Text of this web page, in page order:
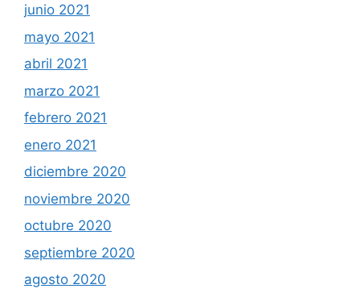
junio 2021
mayo 2021
abril 2021
marzo 2021
febrero 2021
enero 2021
diciembre 2020
noviembre 2020
octubre 2020
septiembre 2020
agosto 2020